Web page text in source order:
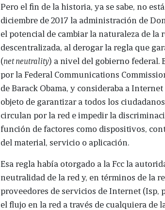
Pero el fin de la historia, ya se sabe, no
diciembre de 2017 la administración de
el potencial de cambiar la naturaleza de la
descentralizada, al derogar la regla que
(net neutrality) a nivel del gobierno federal.
por la Federal Communications
de Barack Obama, y consideraba a
objeto de garantizar a todos los
circulan por la red e impedir la
función de factores como dispositivos,
del material, servicio o aplicación.
Esa regla había otorgado a la Fcc la
neutralidad de la red y, en términos de la
proveedores de servicios de Internet (Isp,
el flujo en la red a través de cualquiera de